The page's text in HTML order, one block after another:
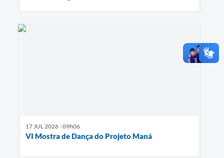
17 JUL 2026 - 09h06
VI Mostra de Dança do Projeto Maná